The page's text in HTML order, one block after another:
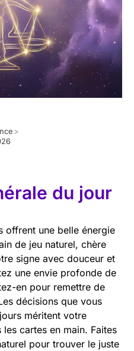
>
du jour
offrent une belle énergie
de jeu naturel, chère
signe avec douceur et
une envie profonde de
en pour remettre de
décisions que vous
méritent votre
cartes en main. Faites
pour trouver le juste